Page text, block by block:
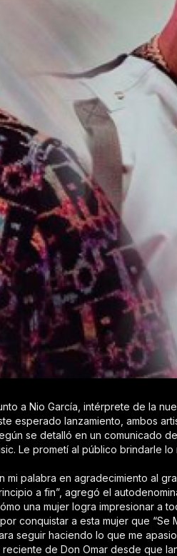
a Nio García, intérprete de la
esperado lanzamiento, ambos
se detalló en un comunicado
Le prometí al público brindarle
palabra en agradecimiento al
a fin”, agregó el
una mujer logra impresionar a
conquistar a esta mujer que “Se
seguir haciendo lo que me
de Don Omar desde que